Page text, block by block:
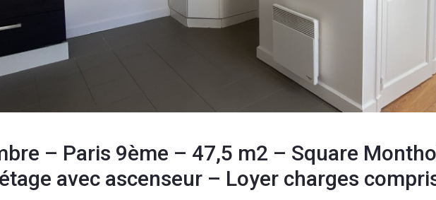
– Paris 9ème – 47,5 m2 – Square
avec ascenseur – Loyer charges